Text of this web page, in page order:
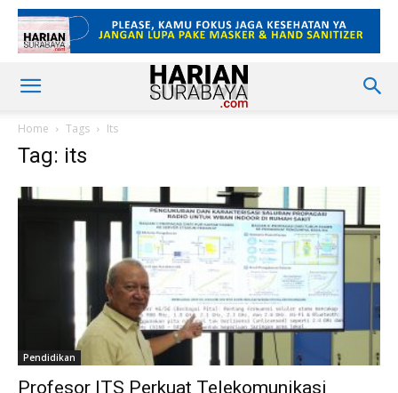
Home Tags Its
Tag: its
Pendidikan
Profesor ITS Perkuat Telekomunikasi